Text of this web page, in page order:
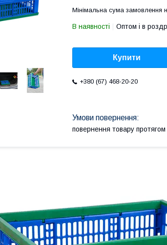
Мінімальна сума замовлення
В наявності Оптом і в
Купити
+380 (67) 468-20-20
повернення товару протягом